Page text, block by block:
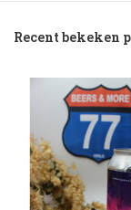
Recent bekeken